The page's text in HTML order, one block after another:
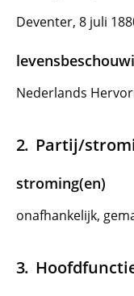
Deventer, 8 juli
Nederlands
Partij/
stroming(en)
onafhankelijk,